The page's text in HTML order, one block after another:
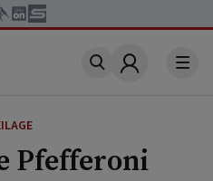
Account
Pfefferoni